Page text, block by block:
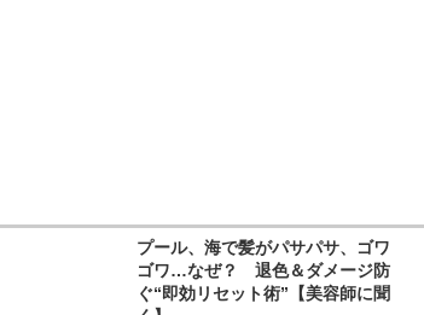
プール、海で髪がパサパサ、ゴワ
ゴワ…なぜ？ 退色＆ダメージ防
ぐ“即効リセット術”【美容師に聞